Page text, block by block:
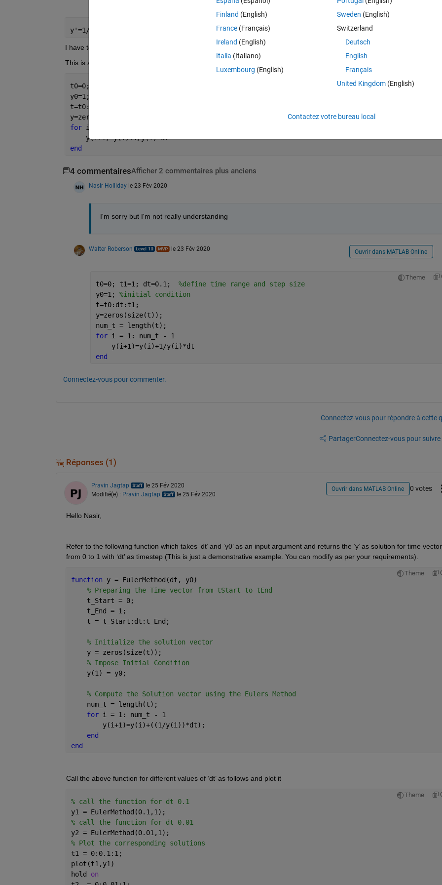
y'=1/y; Initial
I have to use Euler method to solve for y(1) for step size deltat = 0.1 and also deltat = 0.01
This is as far as I got and I'm just completely stuck.....
Theme
t0=0; t1=1; dt=0.1;
y0=1;
t=t0:dt:t1;
y=zeros(size(t,1), size(t,2))
for i=1: ((t1-t0)/dt)
    y(i+1)=y(i)+1/y(i)*dt
end
4 commentairesAfficher 2 commentaires plus anciens
Nasir Holliday le 23 Fév 2020
I'm sorry but I'm not really understanding
Walter Roberson le 23 Fév 2020 Ouvrir dans MATLAB Online
Theme
t0=0; t1=1; dt=0.1; %define time range and step size
y0=1; %initial condition
t=t0:dt:t1;
y=zeros(size(t));
num_t = length(t);
for i = 1: num_t - 1
    y(i+1)=y(i)+1/y(i)*dt
end
Connectez-vous pour commenter.
Connectez-vous pour répondre à cette
PartagerConnectez-vous pour suivre
Réponses (1)
Pravin Jagtap
le 25 Fév 2020
Modifié(e) : Pravin Jagtap le 25 Fév 2020
Ouvrir dans MATLAB Online 0 votes
Hello Nasir,
Refer to the following function which takes ‘dt’ and ‘y0’ as an input argument and returns the ‘y’ as solution for time vector
from 0 to 1 with ‘dt’ as timestep (This is just a demonstrative example. You can modify as per your requirements).
Theme
function y = EulerMethod(dt, y0)
% Preparing the Time vector from tStart to tEnd
    t_Start = 0;
    t_End = 1;
    t = t_Start:dt:t_End;
% Initialize the solution vector
    y = zeros(size(t));
% Impose Initial Condition
    y(1) = y0;
% Compute the Solution vector using the Eulers Method
    num_t = length(t);
for i = 1: num_t - 1
        y(i+1)=y(i)+((1/y(i))*dt);
end
end
Call the above function for different values of ‘dt’ as follows and plot it
Theme
% call the function for dt 0.1
y1 = EulerMethod(0.1,1);
% call the function for dt 0.01
y2 = EulerMethod(0.01,1);
% Plot the corresponding solutions
t1 = 0:0.1:1;
plot(t1,y1)
hold on
Finland (English)
France (Français)
Ireland (English)
Italia (Italiano)
Luxembourg (English)
Sweden (English)
Switzerland
Deutsch
English
Français
United Kingdom(English)
Contactez votre bureau local